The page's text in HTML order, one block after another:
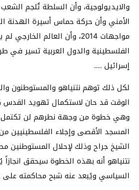
والايديولوجية، وأن السلطة تُلجم
الأمني وأن حركة حماس أسيرة الهدنة
مواجهات 2014، وأن العالم
الفلسطينية والدول العربية تسير في
إسرائيل ….
لكل ذلك توهم نتنياهو والمستوطنون
الوقت قد حان لاستكمال تهويد
وهي خطوة من وجهة نطرهم لن تكتمل
المسجد الأقصى وإجلاء الفلسطينيين
الشيخ جراح وذلك لإحلال المستوطنين
نتنياهو أنه بهذه الخطوة سيحقق
السياسي ويُبعد عنه شبح محاكمته على